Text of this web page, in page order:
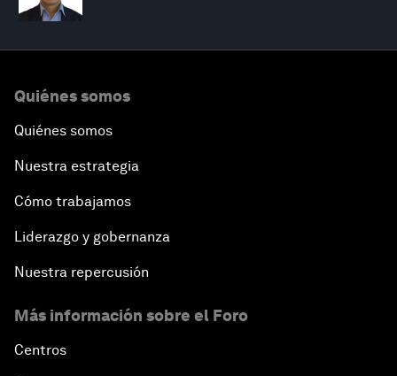
Quiénes somos
Quiénes somos
Nuestra estrategia
Cómo trabajamos
Liderazgo y gobernanza
Nuestra repercusión
Más información sobre el Foro
Centros